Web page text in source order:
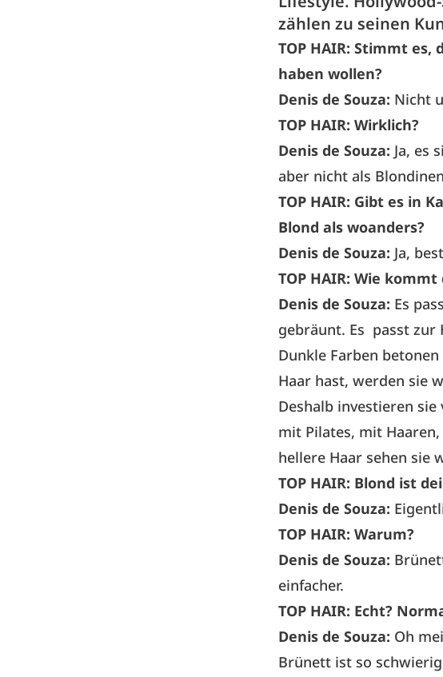
zählen zu seinen
TOP HAIR: Stimmt
haben wollen?
Denis de Souza: Nicht
TOP HAIR: Wirklich?
Denis de Souza: Ja, es
aber nicht als
TOP HAIR: Gibt es in
Blond als woanders?
Denis de Souza: Ja,
TOP HAIR: Wie kommt
Denis de Souza: Es
gebräunt. Es passt zur
Dunkle Farben
Haar hast, werden sie
Deshalb investieren sie
mit Pilates, mit
hellere Haar sehen sie
TOP HAIR: Blond ist
Denis de Souza:
TOP HAIR: Warum?
Denis de Souza:
einfacher.
TOP HAIR: Echt?
Denis de Souza: Oh
Brünett ist so